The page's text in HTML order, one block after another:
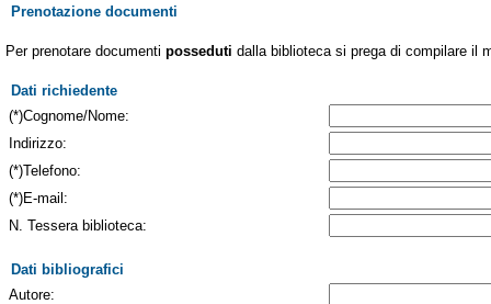
Prenotazione documenti
Per prenotare documenti posseduti dalla biblioteca si prega di compilare il
Dati richiedente
(*)Cognome/Nome:
Indirizzo:
(*)Telefono:
(*)E-mail:
N. Tessera biblioteca:
Dati bibliografici
Autore: